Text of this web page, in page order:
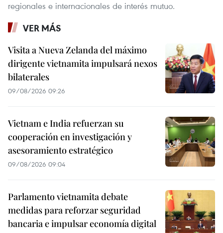
regionales e internacionales de interés mutuo.
VER MÁS
Visita a Nueva Zelanda del máximo
dirigente vietnamita impulsará nexos
bilaterales
09/08/2026 09:26
Vietnam e India refuerzan su
cooperación en investigación y
asesoramiento estratégico
09/08/2026 09:04
Parlamento vietnamita debate
medidas para reforzar seguridad
bancaria e impulsar economía digital